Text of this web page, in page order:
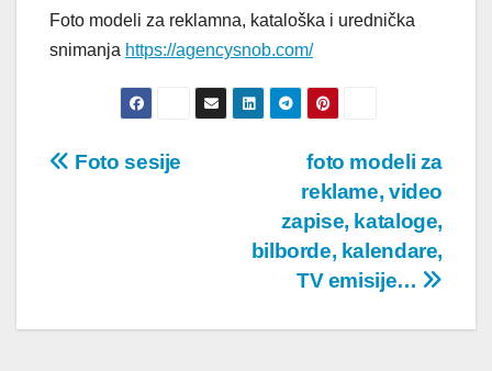
Foto modeli za reklamna, kataloška i urednička
snimanja https://agencysnob.com/
Post
foto modeli za
reklame, video
zapise, kataloge,
bilborde, kalendare,
TV emisije…
Foto sesije